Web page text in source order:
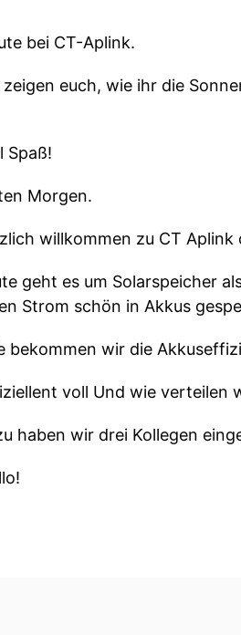
bei CT-Aplink.
zeigen euch, wie ihr die
Spaß!
Morgen.
willkommen zu CT
geht es um Solarspeicher
Strom schön in Akkus
bekommen wir die
voll Und wie verteilen
haben wir drei Kollegen